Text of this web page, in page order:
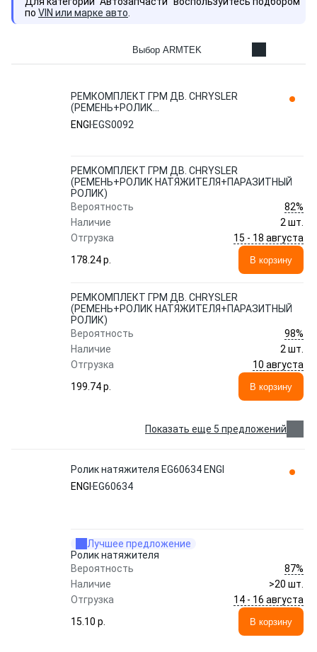
по VIN или марке авто
Выбор ARMTEK
РЕМКОМПЛЕКТ ГРМ ДВ. CHRYSLER
(РЕМЕНЬ+РОЛИК
НАТЯЖИТЕЛЯ+ПАРАЗИТНЫЙ РОЛИК)
EGS0092 ENGI
ENGI EGS0092
РЕМКОМПЛЕКТ ГРМ ДВ. CHRYSLER
(РЕМЕНЬ+РОЛИК НАТЯЖИТЕЛЯ+ПАРАЗИТНЫЙ
РОЛИК)
Вероятность
82%
Наличие
2 шт.
Отгрузка
15 - 18 августа
178.24 p.
В корзину
РЕМКОМПЛЕКТ ГРМ ДВ. CHRYSLER
(РЕМЕНЬ+РОЛИК НАТЯЖИТЕЛЯ+ПАРАЗИТНЫЙ
РОЛИК)
Вероятность
98%
Наличие
2 шт.
Отгрузка
10 августа
199.74 p.
В корзину
Показать еще 5 предложений
Ролик натяжителя EG60634 ENGI
ENGI EG60634
Лучшее предложение
Ролик натяжителя
Вероятность
87%
Наличие
>20 шт.
Отгрузка
14 - 16 августа
15.10 p.
В корзину